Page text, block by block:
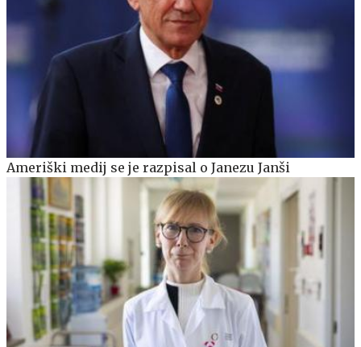
Ameriški medij se je razpisal o Janezu Janši